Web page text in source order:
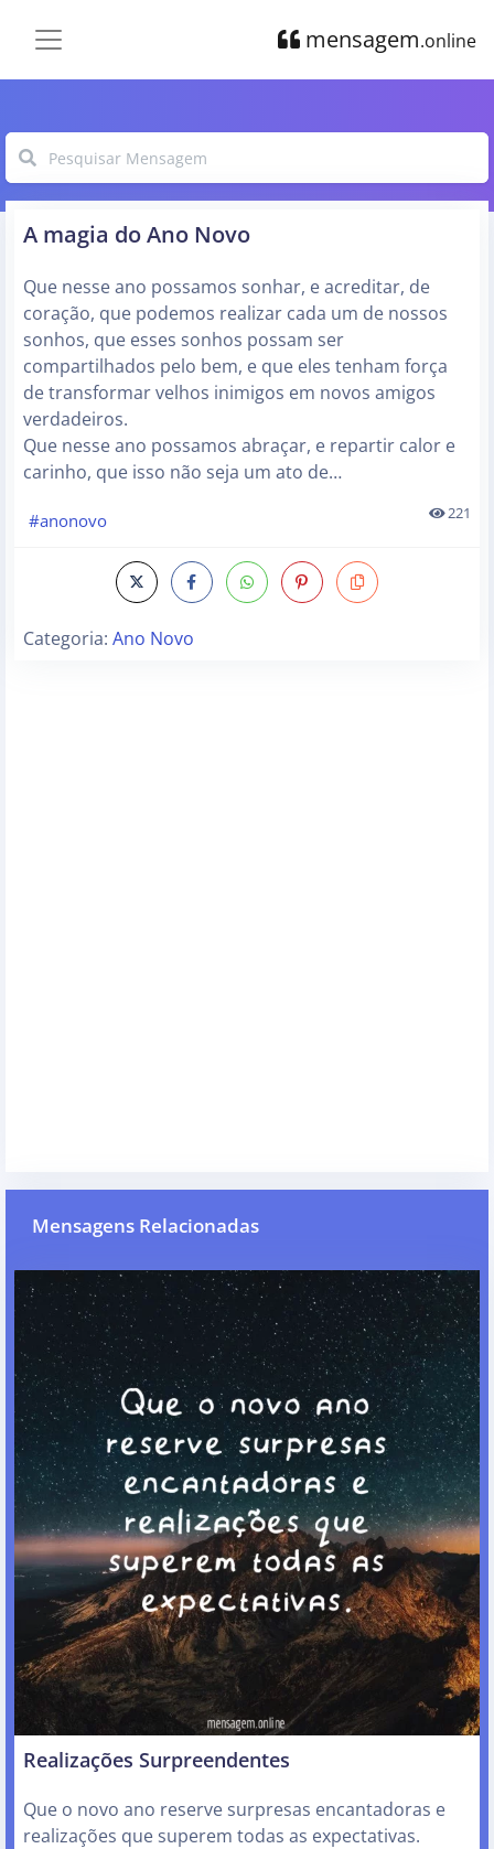
mensagem.online
A magia do Ano Novo
Que nesse ano possamos sonhar, e acreditar, de
coração, que podemos realizar cada um de nossos
sonhos, que esses sonhos possam ser
compartilhados pelo bem, e que eles tenham força
de transformar velhos inimigos em novos amigos
verdadeiros.
Que nesse ano possamos abraçar, e repartir calor e
carinho, que isso não seja um ato de…
#anonovo 221
Categoria: Ano Novo
Mensagens Relacionadas
Realizações Surpreendentes
Que o novo ano reserve surpresas encantadoras e
realizações que superem todas as expectativas.